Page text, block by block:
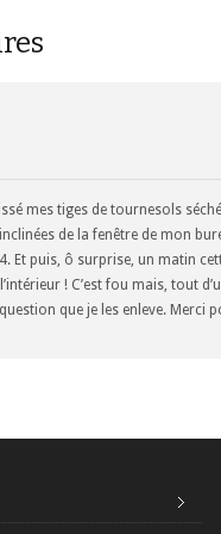
mes tiges de tournesols
de la fenêtre de mon
Et puis, ô surprise, un matin
! C’est fou mais, tout
que je les enleve. Merci